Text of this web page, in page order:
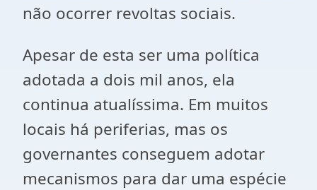
não ocorrer revoltas sociais.
Apesar de esta ser uma política
adotada a dois mil anos, ela
continua atualíssima. Em muitos
locais há periferias, mas os
governantes conseguem adotar
mecanismos para dar uma espécie